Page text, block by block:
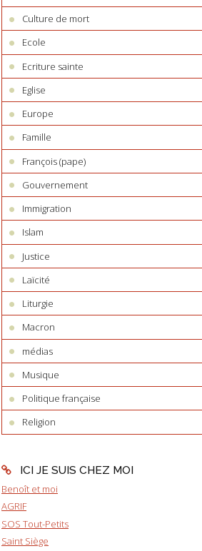
Culture de mort
Ecole
Ecriture sainte
Eglise
Europe
Famille
François (pape)
Gouvernement
Immigration
Islam
Justice
Laïcité
Liturgie
Macron
médias
Musique
Politique française
Religion
ICI JE SUIS CHEZ MOI
Benoît et moi
AGRIF
SOS Tout-Petits
Saint Siège